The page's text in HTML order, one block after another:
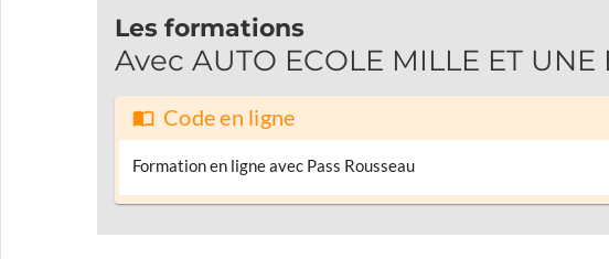
Les formations
Avec AUTO ECOLE MILLE ET
Code en ligne
Formation en ligne avec Pass Rousseau